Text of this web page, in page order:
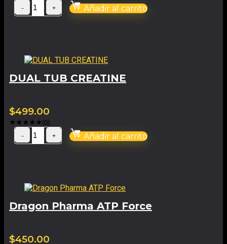
Añadir al carrito
DUAL TUB CREATINE
$499.00
★★★★★(0)
Añadir al carrito
Dragon Pharma ATP Force
$450.00